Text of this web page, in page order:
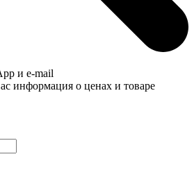
и e-mail
информация о ценах и товаре